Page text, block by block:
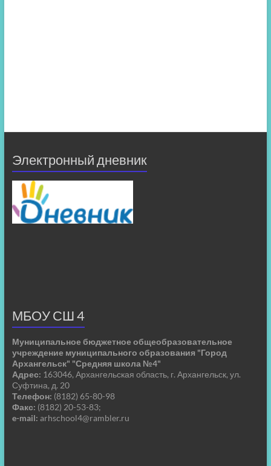
Электронный дневник
МБОУ СШ 4
Муниципальное бюджетное общеобразовательное
учреждение муниципального образования "Город
Архангельск" "Средняя школа №4"
Адрес: 163046, Архангельская область, г. Архангельск, ул.
Суфтина, д. 20
Телефон: (8182) 65-80-98
Факс: (8182) 20-53-83;
e-mail: arhschool4@rambler.ru